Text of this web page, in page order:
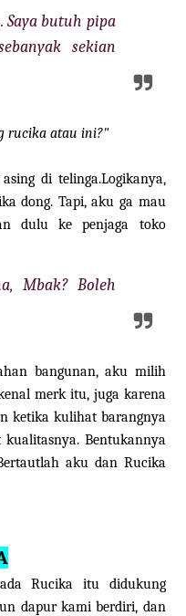
butuh pipa
sekian
rucika atau ini?"
di telinga.Logikanya,
dong. Tapi, aku ga mau
dulu ke penjaga toko
Mbak? Boleh
bangunan, aku milih
merk itu, juga karena
ketika kulihat barangnya
kualitasnya. Bentukannya
aku dan Rucika
Rucika itu didukung
dapur kami berdiri, dan